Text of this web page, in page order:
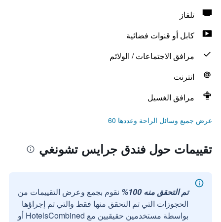
تلفاز
كابل أو قنوات فضائية
مرافق الاجتماعات / الولائم
انترنت
مرافق الغسيل
عرض جميع وسائل الراحة وعددها 60
تقييمات حول فندق جرايس تشونغي
تم التحقق منه 100%
نقوم بجمع وعرض التقييمات من
الحجوزات التي تم التحقق منها فقط والتي تم إجراؤها
بواسطة مستخدمين حقيقيين مع HotelsCombined أو